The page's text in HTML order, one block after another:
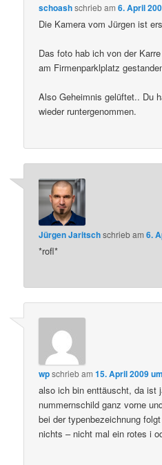
schoashschriebam6. April
Die Kamera vom Jürgen ist
Das foto hab ich von der
am Firmenparklplatz
Also Geheimnis gelüftet.. Du
wieder runtergenommen.
Jürgen Jaritschschriebam6.
*rofl*
wpschriebam15. April 2009
also ich bin enttäuscht, da ist
nummernschild ganz vorne
bei der typenbezeichnung
nichts – nicht mal ein rotes i